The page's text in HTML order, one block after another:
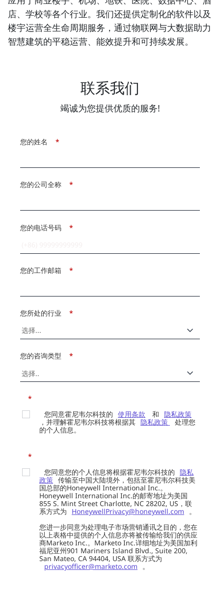
店、学校等各个行业。我们还提供定制化的软件以及
楼宇运营全生命周期服务，通过物联网与大数据助力
智慧建筑的平稳运营、能效提升和可持续发展。
联系我们
竭诚为您提供优质的服务!
*
您的姓名
*
您的公司全称
*
您的电话号码
*
您的工作邮箱
*
您所处的行业
*
您的咨询类型
*
您同意霍尼韦尔科技的 使用条款 和 隐私政策
，并理解霍尼韦尔科技将根据其 隐私政策
处理您
的个人信息。
*
您同意您的个人信息将根据霍尼韦尔科技的 隐私
政策 传输至中国大陆境外，包括至霍尼韦尔科技美
国总部的Honeywell International Inc.。
Honeywell International Inc.的邮寄地址为美国
855 S. Mint Street Charlotte, NC 28202, US，联
系方式为
HoneywellPrivacy@honeywell.com
。
您进一步同意为处理电子市场营销通讯之目的，您在
以上表格中提供的个人信息亦将被传输给我们的供应
商Marketo Inc.。Marketo Inc.详细地址为美国加利
福尼亚州901 Mariners Island Blvd., Suite 200,
San Mateo, CA 94404, USA 联系方式为
privacyofficer@marketo.com
。